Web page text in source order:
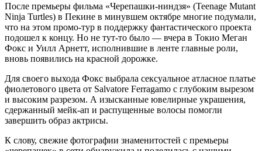
После премьеры фильма «Черепашки-ниндзя» (Teenage Mutant
Ninja Turtles) в Пекине в минувшем октябре многие подумали,
что на этом промо-тур в поддержку фантастического проекта
подошел к концу. Но не тут-то было — вчера в Токио Меган
Фокс и Уилл Арнетт, исполнившие в ленте главные роли,
вновь появились на красной дорожке.
Для своего выхода Фокс выбрала сексуальное атласное платье
фиолетового цвета от Salvatore Ferragamo с глубоким вырезом
и высоким разрезом. А изысканные ювелирные украшения,
сдержанный мейк-ап и распущенные волосы помогли
завершить образ актрисы.
К слову, свежие фотографии знаменитостей с премьеры